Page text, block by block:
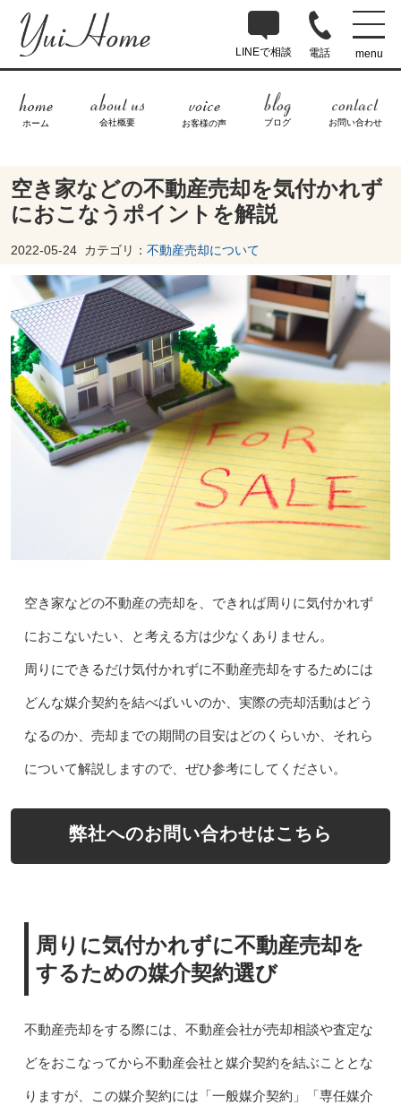
LINEで相談 電話 menu
ホーム 会社概要 お客様の声 ブログ お問い合わせ
空き家などの不動産売却を気付かれず
におこなうポイントを解説
2022-05-24 カテゴリ： 不動産売却について
空き家などの不動産の売却を、できれば周りに気付かれず
におこないたい、と考える方は少なくありません。
周りにできるだけ気付かれずに不動産売却をするためには
どんな媒介契約を結べばいいのか、実際の売却活動はどう
なるのか、売却までの期間の目安はどのくらいか、それら
について解説しますので、ぜひ参考にしてください。
弊社へのお問い合わせはこちら
周りに気付かれずに不動産売却を
するための媒介契約選び
不動産売却をする際には、不動産会社が売却相談や査定な
どをおこなってから不動産会社と媒介契約を結ぶこととな
りますが、この媒介契約には「一般媒介契約」「専任媒介